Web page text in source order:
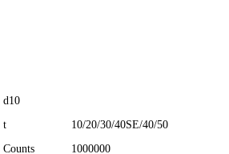
d10
t
10/20/30/40SE/40/50
Counts
1000000